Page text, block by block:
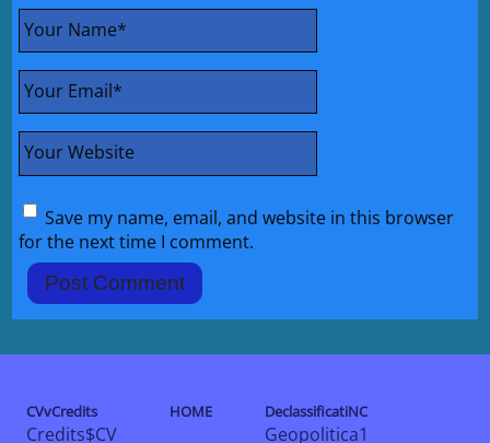
Your Name*
Your Email*
Your Website
Save my name, email, and website in this browser
for the next time I comment.
CVvCredits
Credits$CV
HOME DeclassificatiNC
Geopolitica1